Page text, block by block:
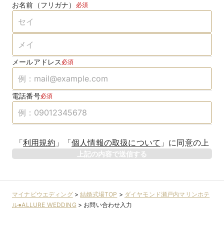
お名前（フリガナ） 必須
メールアドレス 必須
電話番号必須
「利用規約 」 「個人情報の取扱について 」 に同意の上
上記の内容で送信する
マイナビウエディング>結婚式場TOP > ダイヤモンド瀬戸内マリンホテ
ル●ALLURE WEDDING> お問い合わせ入力